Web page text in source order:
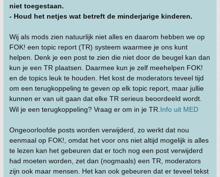
niet toegestaan.
- Houd het netjes wat betreft de minderjarige kinderen.
Wij als mods zien natuurlijk niet alles en daarom hebben we op
FOK! een topic report (TR) systeem waarmee je ons kunt
helpen. Denk je een post te zien die niet door de beugel kan dan
kun je een TR plaatsen. Daarmee kun je zelf meehelpen FOK!
en de topics leuk te houden. Het kost de moderators teveel tijd
om een terugkoppeling te geven op elk topic report, maar jullie
kunnen er van uit gaan dat elke TR serieus beoordeeld wordt.
Wil je een terugkoppeling? Vraag er om in je TR. Info uit MED
Ongeoorloofde posts worden verwijderd, zo werkt dat nou
eenmaal op FOK!, omdat het voor ons niet altijd mogelijk is alles
te lezen kan het gebeuren dat er toch nog een post verwijderd
had moeten worden, zet dan (nogmaals) een TR, moderators
zijn ook maar mensen. Het kan ook gebeuren dat er teveel tekst